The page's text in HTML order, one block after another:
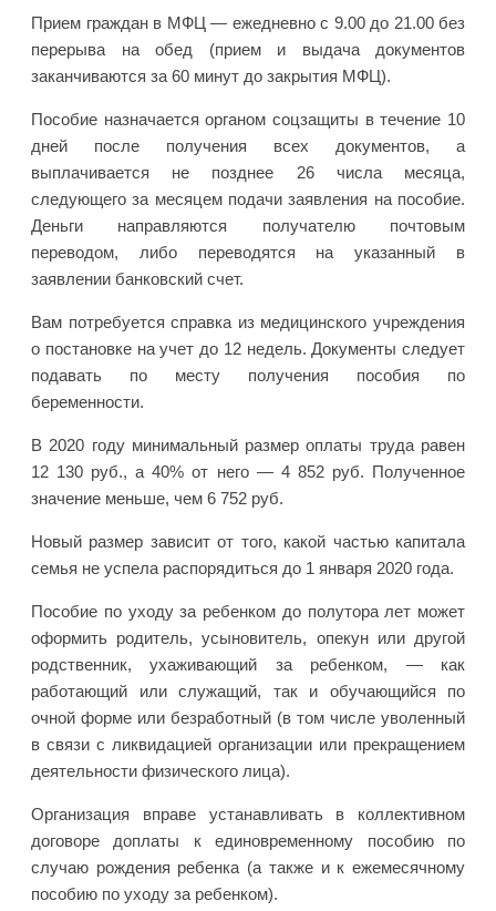
Прием граждан в МФЦ — ежедневно с 9.00 до 21.00 без
перерыва на обед (прием и выдача документов
заканчиваются за 60 минут до закрытия МФЦ).
Пособие назначается органом соцзащиты в течение 10
дней после получения всех документов, а
выплачивается не позднее 26 числа месяца,
следующего за месяцем подачи заявления на пособие.
Деньги направляются получателю почтовым
переводом, либо переводятся на указанный в
заявлении банковский счет.
Вам потребуется справка из медицинского учреждения
о постановке на учет до 12 недель. Документы следует
подавать по месту получения пособия по
беременности.
В 2020 году минимальный размер оплаты труда равен
12 130 руб., а 40% от него — 4 852 руб. Полученное
значение меньше, чем 6 752 руб.
Новый размер зависит от того, какой частью капитала
семья не успела распорядиться до 1 января 2020 года.
Пособие по уходу за ребенком до полутора лет может
оформить родитель, усыновитель, опекун или другой
родственник, ухаживающий за ребенком, — как
работающий или служащий, так и обучающийся по
очной форме или безработный (в том числе уволенный
в связи с ликвидацией организации или прекращением
деятельности физического лица).
Организация вправе устанавливать в коллективном
договоре доплаты к единовременному пособию по
случаю рождения ребенка (а также и к ежемесячному
пособию по уходу за ребенком).